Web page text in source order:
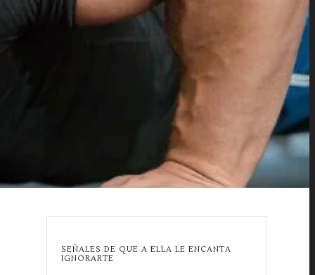
SEÑALES DE QUE A ELLA LE ENCANTA
IGNORARTE